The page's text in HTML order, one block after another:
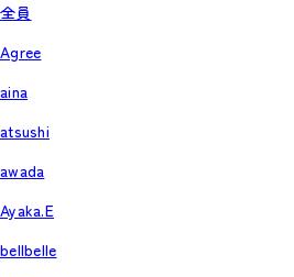
全員
Agree
aina
atsushi
awada
Ayaka.E
bellbelle